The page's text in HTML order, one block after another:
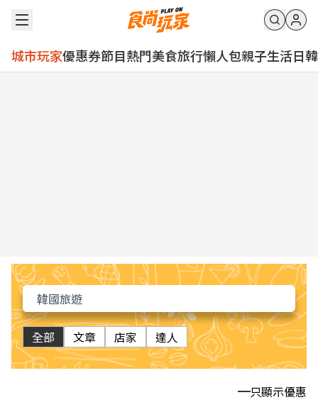
城市玩家優惠券節目熱門美食旅行懶人包親子生活日韓
全部 文章 店家 達人
只顯示優惠